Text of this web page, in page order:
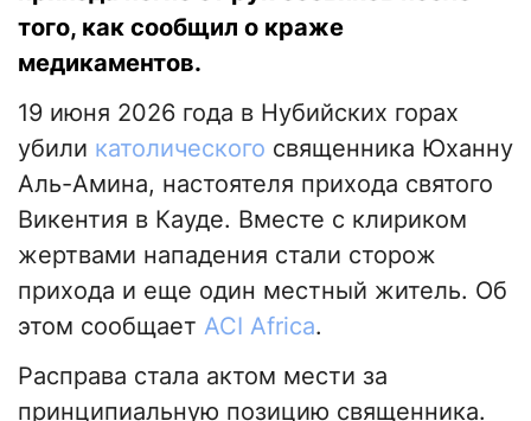
того, как сообщил о краже
медикаментов.
19 июня 2026 года в Нубийских горах
убили католического священника Юханну
Аль-Амина, настоятеля прихода святого
Викентия в Кауде. Вместе с клириком
жертвами нападения стали сторож
прихода и еще один местный житель. Об
этом сообщает ACI Africa.
Расправа стала актом мести за
принципиальную позицию священника.